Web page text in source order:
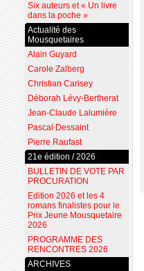
Six auteurs et « Un livre
dans la poche »
Actualité des
Mousquetaires
Alain Guyard
Carole Zalberg
Christian Carisey
Déborah Lévy-Bertherat
Jean-Claude Lalumière
Pascal Dessaint
Pierre Raufast
21e édition / 2026
BULLETIN DE VOTE PAR
PROCURATION
Edition 2026 et les 4
romans finalistes pour le
Prix Jeune Mousquetaire
2026
PROGRAMME DES
RENCONTRES 2026
ARCHIVES